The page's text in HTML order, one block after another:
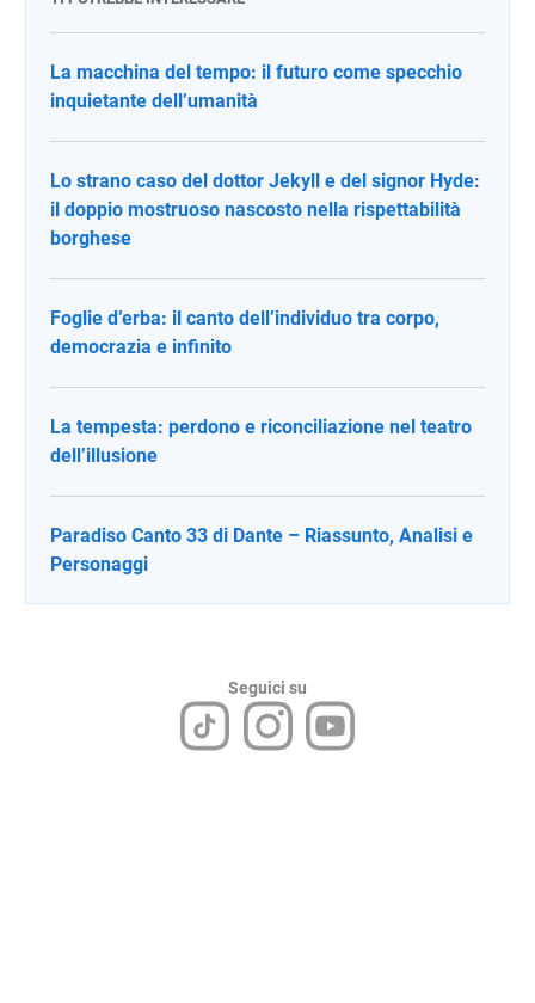
La macchina del tempo: il futuro come specchio
inquietante dell’umanità
Lo strano caso del dottor Jekyll e del signor Hyde:
il doppio mostruoso nascosto nella rispettabilità
borghese
Foglie d’erba: il canto dell’individuo tra corpo,
democrazia e infinito
La tempesta: perdono e riconciliazione nel teatro
dell’illusione
Paradiso Canto 33 di Dante – Riassunto, Analisi e
Personaggi
Seguici su